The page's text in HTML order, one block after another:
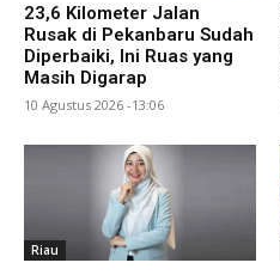
23,6 Kilometer Jalan
Rusak di Pekanbaru Sudah
Diperbaiki, Ini Ruas yang
Masih Digarap
10 Agustus 2026 -13:06
Riau